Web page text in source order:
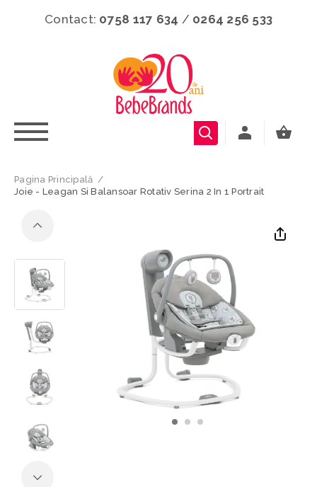
Contact: 0758 117 634 / 0264 256 533
Pagina Principală /
Joie - Leagan Si Balansoar Rotativ Serina 2 In 1 Portrait